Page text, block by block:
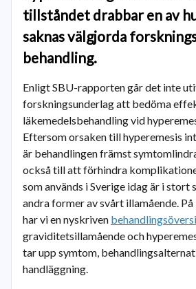
tillståndet drabbar en av
saknas välgjorda
behandling.
Enligt SBU-rapporten går det inte
forskningsunderlag att bedöma
läkemedelsbehandling vid
Eftersom orsaken till hyperemesis
är behandlingen främst
också till att förhindra
som används i Sverige idag är i stort
andra former av svårt illamående.
har vi en nyskriven
graviditetsillamående och
tar upp symtom,
handläggning.